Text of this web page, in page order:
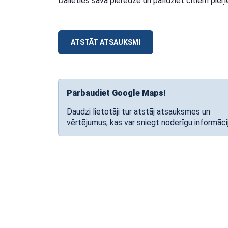
ATSTĀT ATSAUKSMI
Pārbaudiet Google Maps!
Daudzi lietotāji tur atstāj atsauksmes un
vērtējumus, kas var sniegt noderīgu